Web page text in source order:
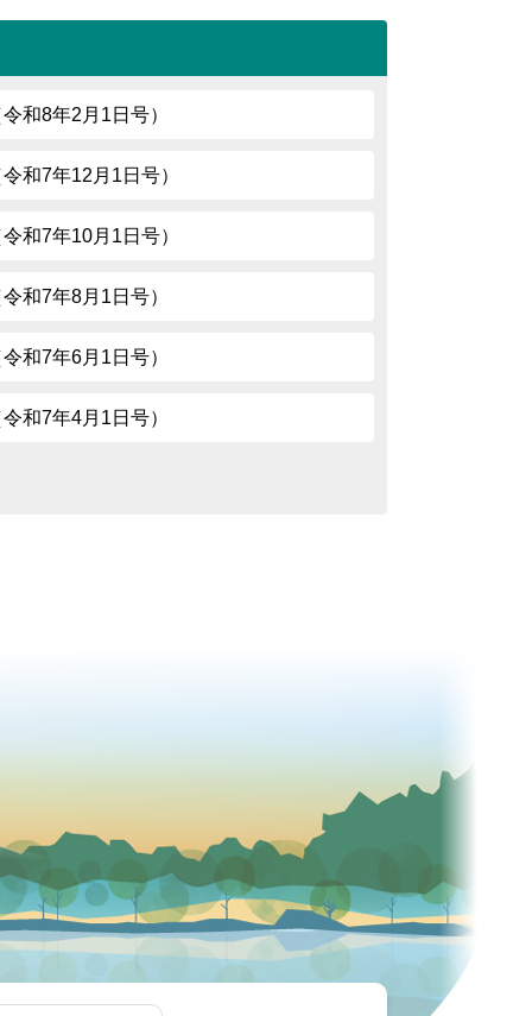
和8年2月1日号）
和7年12月1日号）
和7年10月1日号）
和7年8月1日号）
和7年6月1日号）
和7年4月1日号）